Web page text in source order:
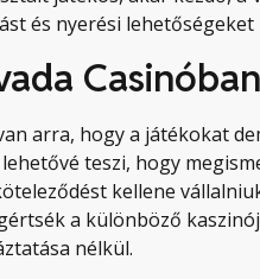
és nyerési lehetőségeket
Casinóban
arra, hogy a játékokat
teszi, hogy
kellene
a különböző
nélkül.